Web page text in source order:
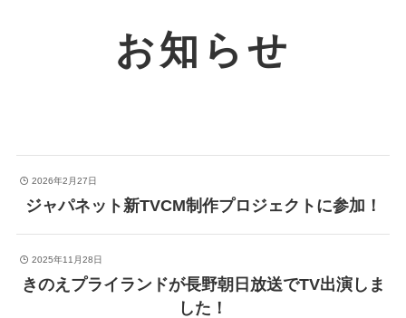
お知らせ
2026年2月27日
ジャパネット新TVCM制作プロジェクトに参加！
2025年11月28日
きのえプライランドが長野朝日放送でTV出演しま
した！